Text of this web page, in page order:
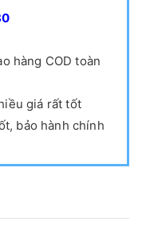
hàng COD toàn
giá rất tốt
bảo hành chính